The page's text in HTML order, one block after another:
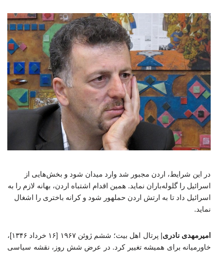
در این شرایط، اردن مجبور شد وارد میدان شود و بخش‌هایی از
اسرائیل را گلوله‌باران نماید. همین اقدام اشتباه اردن، بهانه لازم را به
اسرائیل داد تا به ارتش اردن حملهور شود و کرانه باختری را اشغال
نماید.
امیرمهدی نادری
| پرتال اهل بیت؛ ششم ژوئن ۱۹۶۷ [۱۶ خرداد ۱۳۴۶]،
خاورمیانه برای همیشه تغییر کرد. در عرض شش روز، نقشه سیاسی